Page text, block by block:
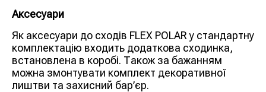
Аксесуари
Як аксесуари до сходів FLEX POLAR у стандартну
комплектацію входить додаткова сходинка,
встановлена в коробі. Також за бажанням
можна змонтувати комплект декоративної
лиштви та захисний бар’єр.